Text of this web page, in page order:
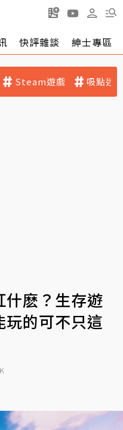
快評雜談 紳士專區
Steam遊戲 吸點迷
什麽？生存遊
的可不只這